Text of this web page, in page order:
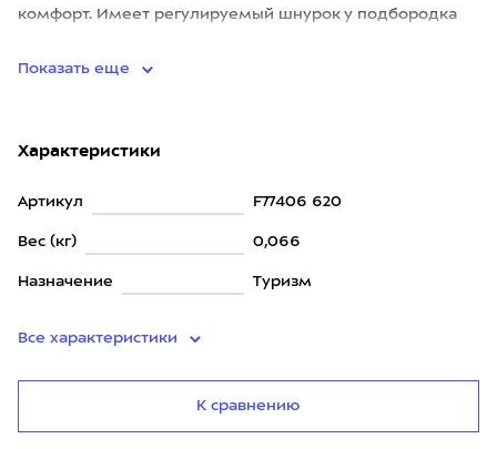
комфорт. Имеет регулируемый шнурок у подбородка
Показать еще
Характеристики
Артикул F77406 620
Вес (кг) 0,066
Назначение Туризм
Все характеристики
К сравнению